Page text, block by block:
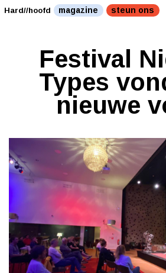
Hard//hoofd magazine steun ons
Festival
Types
nieuwe